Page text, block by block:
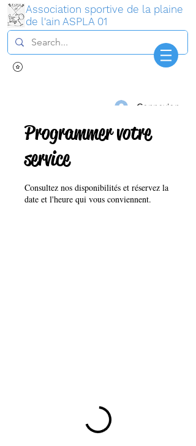
Association sportive de la plaine
de l'ain ASPLA 01
Connexion
Programmer votre
service
Consultez nos disponibilités et réservez la
date et l'heure qui vous conviennent.